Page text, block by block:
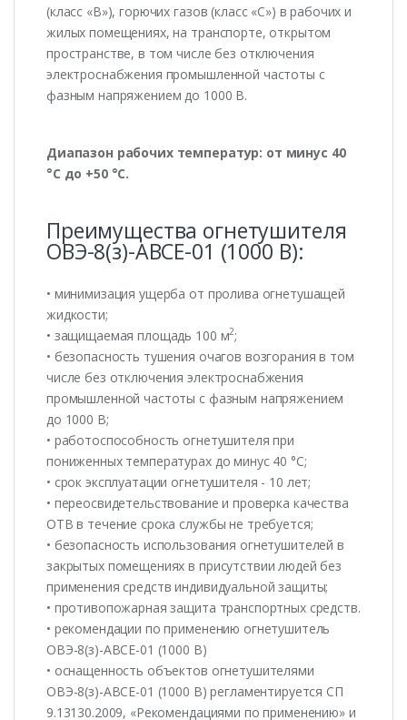
(класс «В»), горючих газов (класс «С») в рабочих и
жилых помещениях, на транспорте, открытом
пространстве, в том числе без отключения
электроснабжения промышленной частоты с
фазным напряжением до 1000 В.
Диапазон рабочих температур: от минус 40
°С до +50 °С.
Преимущества огнетушителя
ОВЭ-8(з)-АВСЕ-01 (1000 В):
• минимизация ущерба от пролива огнетушащей
жидкости;
• защищаемая площадь 100 м2;
• безопасность тушения очагов возгорания в том
числе без отключения электроснабжения
промышленной частоты с фазным напряжением
до 1000 В;
• работоспособность огнетушителя при
пониженных температурах до минус 40 °С;
• срок эксплуатации огнетушителя - 10 лет;
• переосвидетельствование и проверка качества
ОТВ в течение срока службы не требуется;
• безопасность использования огнетушителей в
закрытых помещениях в присутствии людей без
применения средств индивидуальной защиты;
• противопожарная защита транспортных средств.
• рекомендации по применению огнетушитель
ОВЭ-8(з)-АВСЕ-01 (1000 В)
• оснащенность объектов огнетушителями
ОВЭ-8(з)-АВСЕ-01 (1000 В) регламентируется СП
9.13130.2009, «Рекомендациями по применению» и